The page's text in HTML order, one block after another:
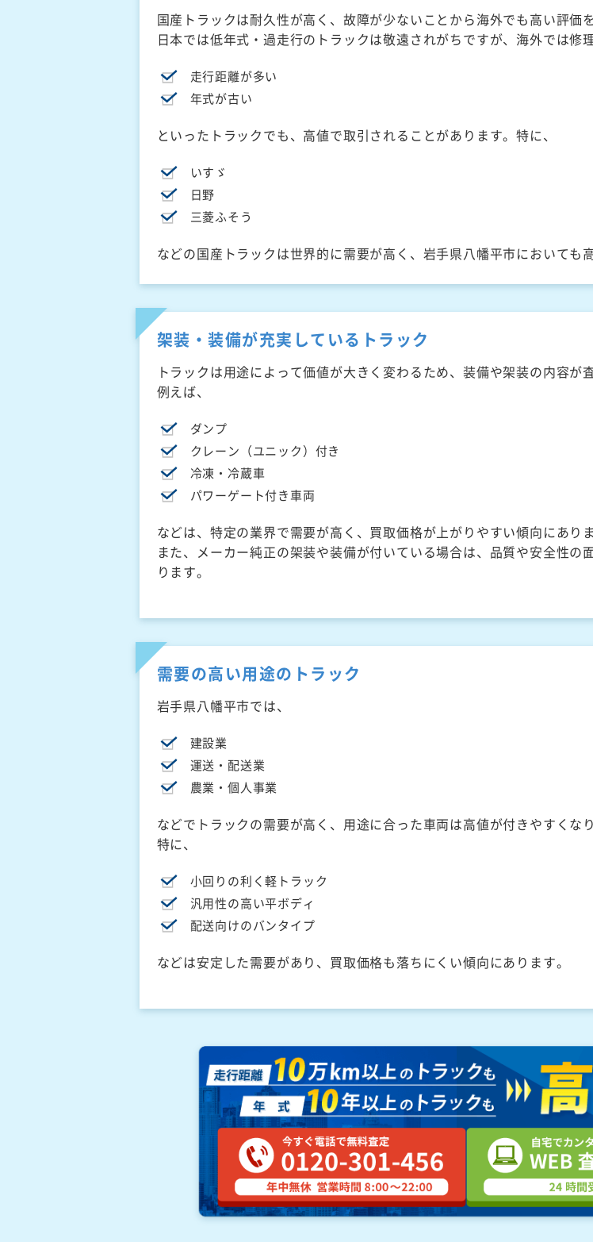
国産トラックは耐久性が高く、故障が少ないことから海外でも高い評価
日本では低年式・過走行のトラックは敬遠されがちですが、海外では修
走行距離が多い
年式が古い
といったトラックでも、高値で取引されることがあります。特に、
いすゞ
日野
三菱ふそう
などの国産トラックは世界的に需要が高く、岩手県八幡平市においても
架装・装備が充実しているトラック
トラックは用途によって価値が大きく変わるため、装備や架装の内容が
例えば、
ダンプ
クレーン（ユニック）付き
冷凍・冷蔵車
パワーゲート付き車両
などは、特定の業界で需要が高く、買取価格が上がりやすい傾向にありま
また、メーカー純正の架装や装備が付いている場合は、品質や安全性
ります。
需要の高い用途のトラック
岩手県八幡平市では、
建設業
運送・配送業
農業・個人事業
などでトラックの需要が高く、用途に合った車両は高値が付きやすくなり
特に、
小回りの利く軽トラック
汎用性の高い平ボディ
配送向けのバンタイプ
などは安定した需要があり、買取価格も落ちにくい傾向にあります。